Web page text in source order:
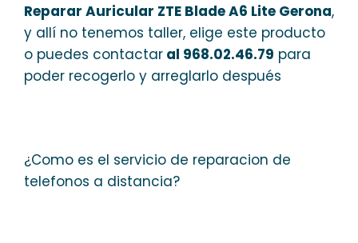
Reparar Auricular ZTE Blade A6 Lite Gerona,
y allí no tenemos taller, elige este producto
o puedes contactar al 968.02.46.79 para
poder recogerlo y arreglarlo después
¿Como es el servicio de reparacion de
telefonos a distancia?